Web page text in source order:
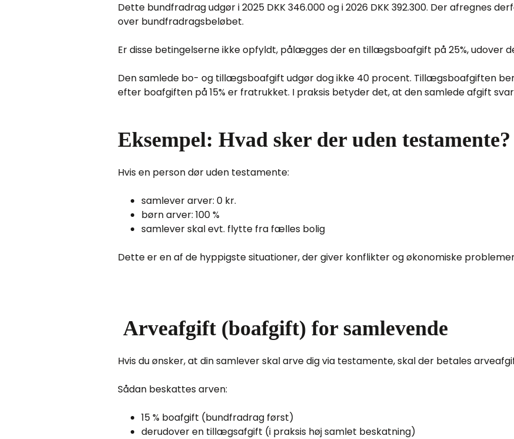
Dette bundfradrag udgør i 2025 DKK 346.000 og i 2026 DKK 392.300. Der afregnes
over bundfradragsbeløbet.
Er disse betingelserne ikke opfyldt, pålægges der en tillægsboafgift på 25%, udover
Den samlede bo- og tillægsboafgift udgør dog ikke 40 procent. Tillægsboafgiften
efter boafgiften på 15% er fratrukket. I praksis betyder det, at den samlede afgift
Eksempel: Hvad sker der uden testamente?
Hvis en person dør uden testamente:
samlever arver: 0 kr.
børn arver: 100 %
samlever skal evt. flytte fra fælles bolig
Dette er en af de hyppigste situationer, der giver konflikter og økonomiske
Arveafgift (boafgift) for samlevende
Hvis du ønsker, at din samlever skal arve dig via testamente, skal der betales
Sådan beskattes arven:
15 % boafgift (bundfradrag først)
derudover en tillægsafgift (i praksis høj samlet beskatning)